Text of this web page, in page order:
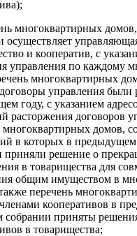
многоквартирных
осуществляет
и кооператив, с
управления по каждому
многоквартирных
управления были
году, с указанием
расторжения договоров
многоквартирных домов,
в которых в
приняли решение о
в товарищества для
общим имуществом в
перечень
кооперативов в
приняты
в товарищества;